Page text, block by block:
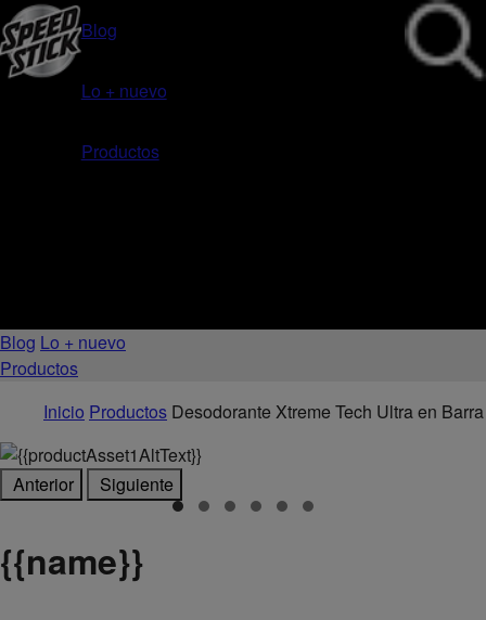
Blog
Lo + nuevo
Productos
Blog Lo + nuevo
Productos
Inicio Productos Desodorante Xtreme Tech Ultra en Barra
Anterior Siguiente
{{name}}